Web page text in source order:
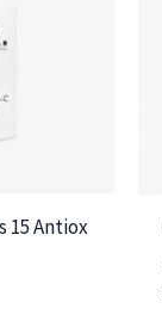
15 Antiox